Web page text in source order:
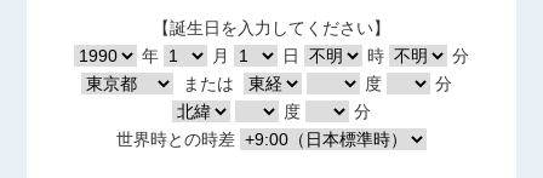
【誕生日を入力してください】
年
月 日 時
分
または
度
分
度
分
世界時との時差